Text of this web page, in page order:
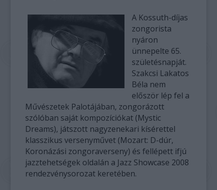
A Kossuth-díjas
zongorista
nyáron
ünnepelte 65.
születésnapját.
Szakcsi Lakatos
Béla nem
először lép fel a
Művészetek Palotájában, zongorázott
szólóban saját kompozíciókat (Mystic
Dreams), játszott nagyzenekari kísérettel
klasszikus versenyművet (Mozart: D-dúr,
Koronázási zongoraverseny) és fellépett ifjú
jazztehetségek oldalán a Jazz Showcase 2008
rendezvénysorozat keretében.